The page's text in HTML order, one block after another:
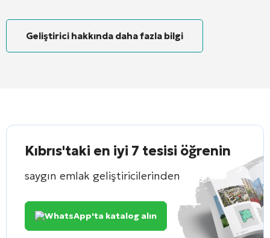
Geliştirici hakkında daha fazla bilgi
Kıbrıs'taki en iyi 7 tesisi öğrenin
saygın emlak geliştiricilerinden
WhatsApp'ta katalog alın